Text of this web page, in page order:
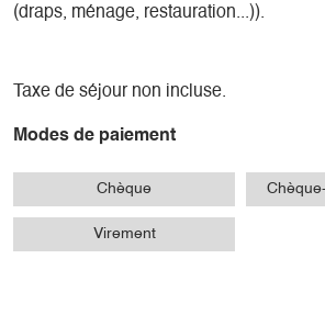
(draps, ménage, restauration...)).
Taxe de séjour non incluse.
Modes de paiement
Chèque
Virement